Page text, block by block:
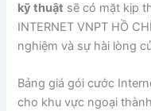
kỹ thuật sẽ có mặt kịp
INTERNET VNPT HỒ
nghiệm và sự hài lòng
Bảng giá gói cước
cho khu vực ngoại